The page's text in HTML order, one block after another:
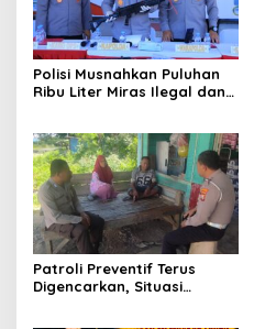
Polisi Musnahkan Puluhan
Ribu Liter Miras Ilegal dan
Lintas Negara
Patroli Preventif Terus
Digencarkan, Situasi